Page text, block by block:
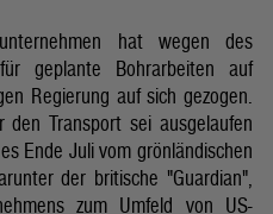
hat wegen des
geplante Bohrarbeiten auf
Regierung auf sich gezogen.
den Transport sei ausgelaufen
Ende Juli vom grönländischen
der britische "Guardian",
zum Umfeld von US-